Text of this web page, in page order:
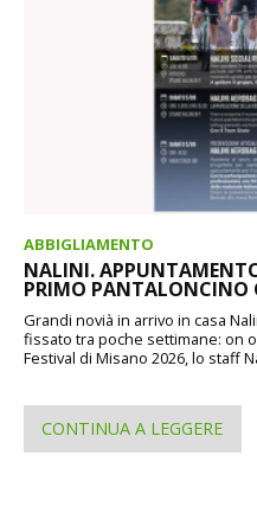
ABBIGLIAMENTO
NALINI.
PRIMO PANTALONCINO
Grandi novià in arrivo in casa
fissato tra poche settimane: on
Festival di Misano 2026, lo staff
CONTINUA A LEGGERE